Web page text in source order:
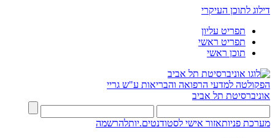
דילוג לתוכן העיקרי
תפריט עליון
תפריט ראשי
תוכן ראשי
הפקולטה למדעי הרפואה והבריאות ע"ש גריי
אוניברסיטת תל אביב
מערכת פניותאזור אישי לסטודנטים.יותלהרשמה